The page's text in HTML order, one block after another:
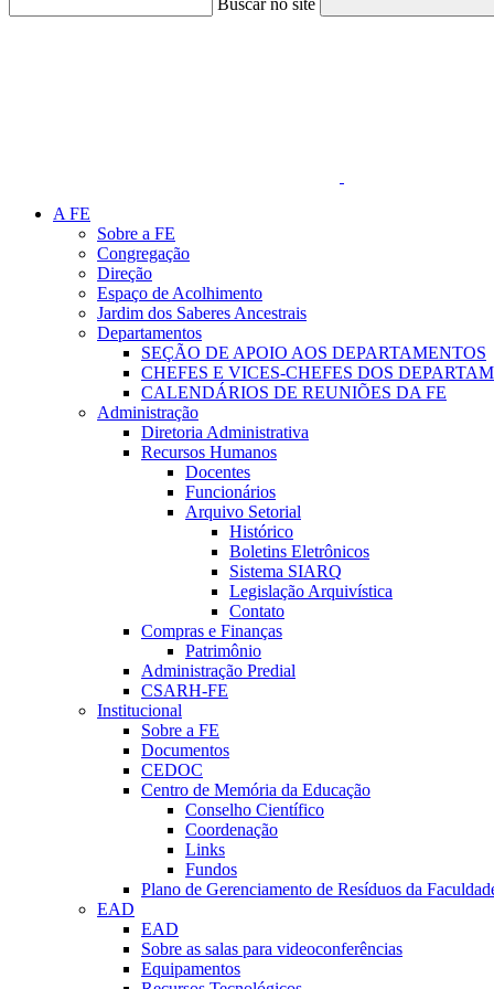
Buscar no site
A FE
Sobre a FE
Congregação
Direção
Espaço de Acolhimento
Jardim dos Saberes Ancestrais
Departamentos
SEÇÃO DE APOIO AOS DEPARTAMENTOS
CHEFES E VICES-CHEFES DOS
CALENDÁRIOS DE REUNIÕES DA FE
Administração
Diretoria Administrativa
Recursos Humanos
Docentes
Funcionários
Arquivo Setorial
Histórico
Boletins Eletrônicos
Sistema SIARQ
Legislação Arquivística
Contato
Compras e Finanças
Patrimônio
Administração Predial
CSARH-FE
Institucional
Sobre a FE
Documentos
CEDOC
Centro de Memória da Educação
Conselho Científico
Coordenação
Links
Fundos
Plano de Gerenciamento de Resíduos da
EAD
EAD
Sobre as salas para videoconferências
Equipamentos